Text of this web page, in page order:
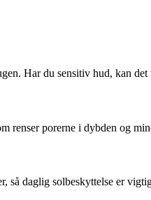
Har du sensitiv hud, kan
renser porerne i dybden og
så daglig solbeskyttelse er